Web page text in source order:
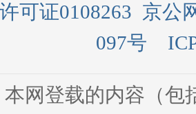
可证0108263 京公
097号
网登载的内容（